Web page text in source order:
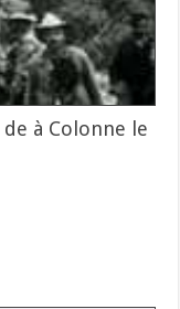
de à Colonne le